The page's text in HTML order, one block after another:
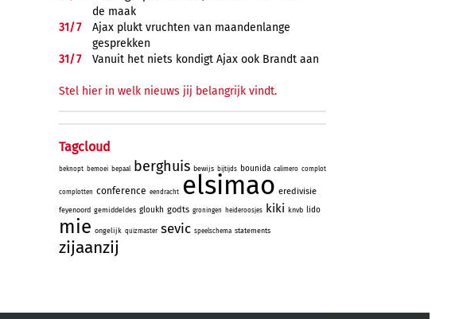
de maak
31/7
Ajax plukt vruchten van maandenlange
gesprekken
31/7 Vanuit het niets kondigt Ajax ook Brandt aan
Stel hier in welk nieuws jij belangrijk vindt.
Tagcloud
beknopt bemoei bepaal berghuis bewijs bijtijds bounida calimero complot
complotten conference eendracht elsimao eredivisie
feyenoord gemiddeldes gloukh godts groningen heideroosjes kiki knvb lido
mie ongelijk quizmaster sevic speelschema statements
zijaanzij